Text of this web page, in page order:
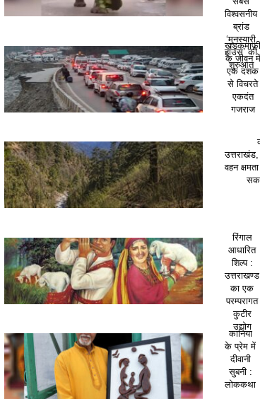
विश्वसनीय
ब्रांड
‘मुनस्यारी
हाउस’ की
शुरुआत
के जीवन में
एक दशक
से विचरते
एकदंत
गजराज
उत्तराखंड,
वहन
रिंगाल
आधारित
शिल्प :
उत्तराखण्ड
का एक
परम्परागत
कुटीर
उद्योग
कानिया
के प्रेम में
दीवानी
सुबनी :
लोककथा